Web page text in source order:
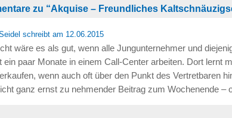
zu “Akquise – Freundliches
schreibt am 12.06.2015
wäre es als gut, wenn alle Jungunternehmer und
ein paar Monate in einem Call-Center arbeiten. Dort lernt
wenn auch oft über den Punkt des Vertretbaren
ganz ernst zu nehmender Beitrag zum Wochenende –